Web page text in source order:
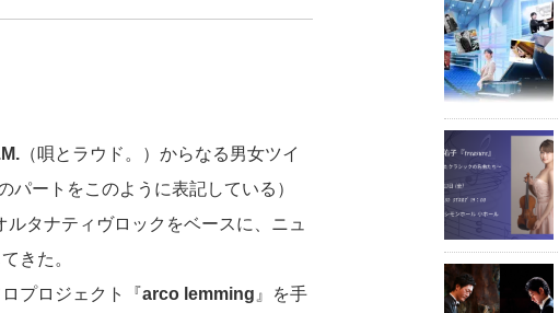
（唄とラウド。）からなる男女ツイ
ートをこのように表記している）
ルタナティヴロックをベースに、ニュ
きた。
プロジェクト『arco lemming 』を手